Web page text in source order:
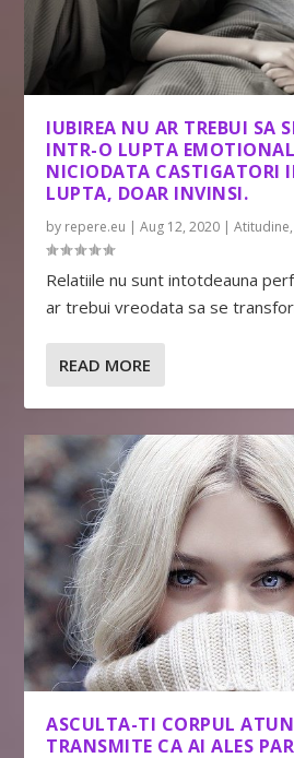
IUBIREA NU AR TREBUI SA
INTR-O LUPTA
NICIODATA CASTIGATORI
LUPTA, DOAR INVINSI.
by repere.eu |Aug 12, 2020 |Atitudine,
Relatiile nu sunt intotdeauna
ar trebui vreodata sa se
READ MORE
ASCULTA-TI CORPUL
TRANSMITE CA AI ALES